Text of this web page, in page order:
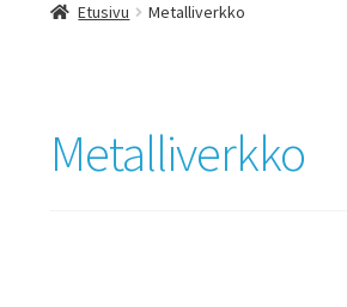
Etusivu Metalliverkko
Metalliverkko